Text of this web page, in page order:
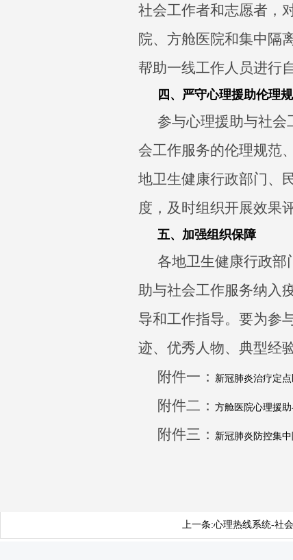
社会工作者和志愿者，
院、方舱医院和集中隔
帮助一线工作人员进行
四、严守心理援助伦理
参与心理援助与社会
会工作服务的伦理规范
地卫生健康行政部门、
度，及时组织开展效果评
五、加强组织保障
各地卫生健康行政部
助与社会工作服务纳入
导和工作指导。要为参
迹、优秀人物、典型经
附件一：
新冠肺炎治疗定
附件二： 方舱医院心理援
附件三： 新冠肺炎防控集
上一条:心理热线系统-社